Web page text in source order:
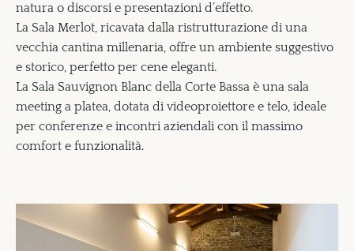
natura o discorsi e presentazioni d’effetto.
La Sala Merlot, ricavata dalla ristrutturazione di una
vecchia cantina millenaria, offre un ambiente suggestivo
e storico, perfetto per cene eleganti.
La Sala Sauvignon Blanc della Corte Bassa è una sala
meeting a platea, dotata di videoproiettore e telo, ideale
per conferenze e incontri aziendali con il massimo
comfort e funzionalità.